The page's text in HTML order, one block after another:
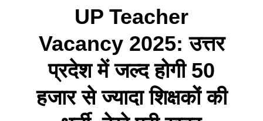
UP Teacher
Vacancy 2025: उत्तर
प्रदेश में जल्द होगी 50
हजार से ज्यादा शिक्षकों की